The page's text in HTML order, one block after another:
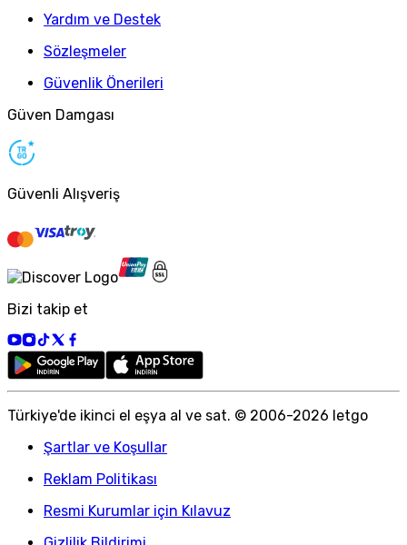
Yardım ve Destek
Sözleşmeler
Güvenlik Önerileri
Güven Damgası
Güvenli Alışveriş
Bizi takip et
Türkiye'de ikinci el eşya al ve sat. © 2006-2026 letgo
Şartlar ve Koşullar
Reklam Politikası
Resmi Kurumlar için Kılavuz